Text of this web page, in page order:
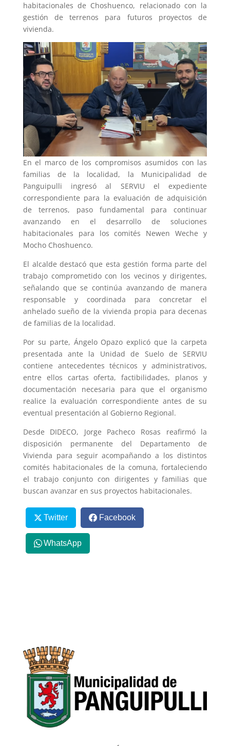
habitacionales de Choshuenco, relacionado con la
gestión de terrenos para futuros proyectos de
vivienda.
En el marco de los compromisos asumidos con las
familias de la localidad, la Municipalidad de
Panguipulli ingresó al SERVIU el expediente
correspondiente para la evaluación de adquisición
de terrenos, paso fundamental para continuar
avanzando en el desarrollo de soluciones
habitacionales para los comités Newen Weche y
Mocho Choshuenco.
El alcalde destacó que esta gestión forma parte del
trabajo comprometido con los vecinos y dirigentes,
señalando que se continúa avanzando de manera
responsable y coordinada para concretar el
anhelado sueño de la vivienda propia para decenas
de familias de la localidad.
Por su parte, Ángelo Opazo explicó que la carpeta
presentada ante la Unidad de Suelo de SERVIU
contiene antecedentes técnicos y administrativos,
entre ellos cartas oferta, factibilidades, planos y
documentación necesaria para que el organismo
realice la evaluación correspondiente antes de su
eventual presentación al Gobierno Regional.
Desde DIDECO, Jorge Pacheco Rosas reafirmó la
disposición permanente del Departamento de
Vivienda para seguir acompañando a los distintos
comités habitacionales de la comuna, fortaleciendo
el trabajo conjunto con dirigentes y familias que
buscan avanzar en sus proyectos habitacionales.
Twitter Facebook
WhatsApp